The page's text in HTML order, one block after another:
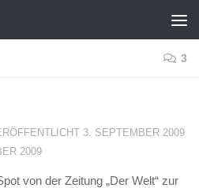
3
3. SEPTEMBER 2009
2009
von der Zeitung „Der Welt“ zur